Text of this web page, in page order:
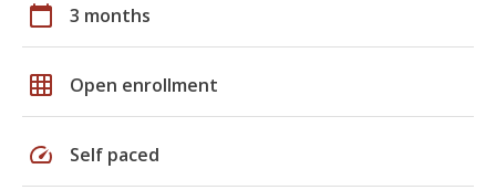
calendar_today 3 months
grid_on Open enrollment
speed Self paced